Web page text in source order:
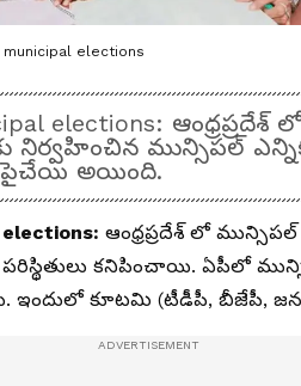
municipal elections
elections:
నిర్వ‌హించిన మున్సిప‌ల్
పైచేయి అయింది.
ఆంధ్ర‌ప్ర‌దేశ్ లో
ప‌రిస్థితులు క‌నిపించాయి. ఏపీలో
ఇందులో కూట‌మి (టీడీపీ, బీజేపీ,